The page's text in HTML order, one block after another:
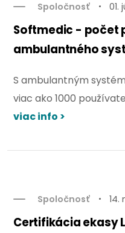
Spoločnosť 01.
Softmedic - počet
ambulantného
S ambulantným
viac ako 1000
viac info >
Spoločnosť 14.
Certifikácia ekasy